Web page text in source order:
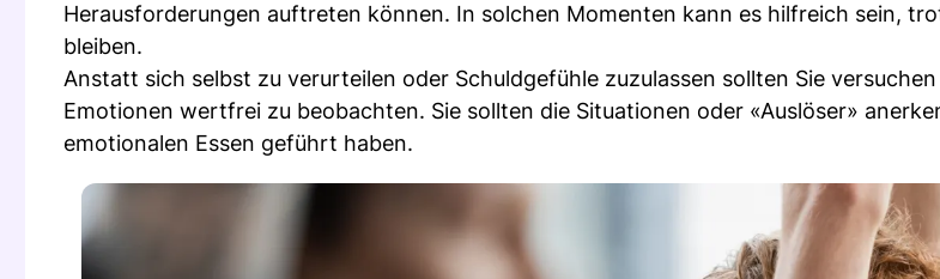
Herausforderungen auftreten können. In solchen Momenten kann es hilfreich sein,
bleiben.
Anstatt sich selbst zu verurteilen oder Schuldgefühle zuzulassen sollten Sie
Emotionen wertfrei zu beobachten. Sie sollten die Situationen oder «Auslöser»
emotionalen Essen geführt haben.